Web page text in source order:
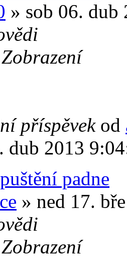
» sob 06. dub
Zobrazení
příspěvek od
dub 2013
padne
» ned 17.
Zobrazení